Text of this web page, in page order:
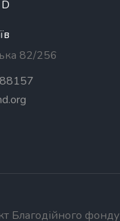
82/256
Благодійного фонду